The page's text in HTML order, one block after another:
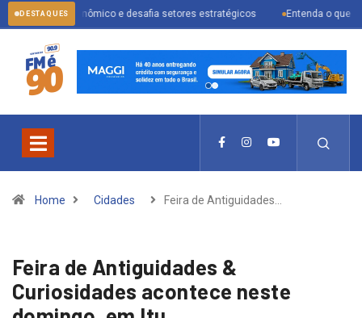
DESTAQUES
econômico e desafia setores estratégicos Entenda o que muda com a
Home Cidades Feira de Antiguidades…
Feira de Antiguidades &
Curiosidades acontece neste